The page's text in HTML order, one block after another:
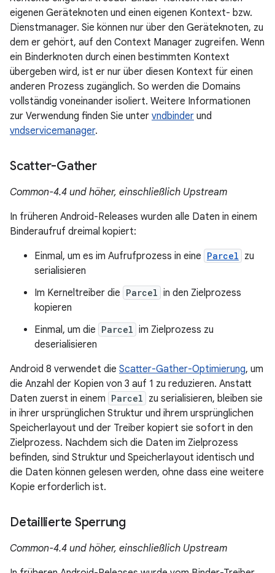
eigenen Geräteknoten und einen eigenen Kontext- bzw.
Dienstmanager. Sie können nur über den Geräteknoten, zu
dem er gehört, auf den Context Manager zugreifen. Wenn
ein Binderknoten durch einen bestimmten Kontext
übergeben wird, ist er nur über diesen Kontext für einen
anderen Prozess zugänglich. So werden die Domains
vollständig voneinander isoliert. Weitere Informationen
zur Verwendung finden Sie unter vndbinder und
vndservicemanager.
Scatter-Gather
Common-4.4 und höher, einschließlich Upstream
In früheren Android-Releases wurden alle Daten in einem
Binderaufruf dreimal kopiert:
Einmal, um es im Aufrufprozess in eine Parcel zu
serialisieren
Im Kerneltreiber die Parcel in den Zielprozess
kopieren
Einmal, um die Parcel im Zielprozess zu
deserialisieren
Android 8 verwendet die Scatter-Gather-Optimierung, um
die Anzahl der Kopien von 3 auf 1 zu reduzieren. Anstatt
Daten zuerst in einem Parcel zu serialisieren, bleiben sie
in ihrer ursprünglichen Struktur und ihrem ursprünglichen
Speicherlayout und der Treiber kopiert sie sofort in den
Zielprozess. Nachdem sich die Daten im Zielprozess
befinden, sind Struktur und Speicherlayout identisch und
die Daten können gelesen werden, ohne dass eine weitere
Kopie erforderlich ist.
Detaillierte Sperrung
Common-4.4 und höher, einschließlich Upstream